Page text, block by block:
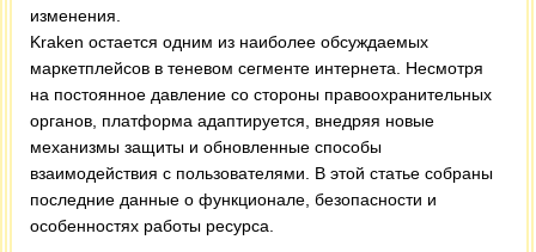
изменения.
Kraken остается одним из наиболее обсуждаемых
маркетплейсов в теневом сегменте интернета. Несмотря
на постоянное давление со стороны правоохранительных
органов, платформа адаптируется, внедряя новые
механизмы защиты и обновленные способы
взаимодействия с пользователями. В этой статье собраны
последние данные о функционале, безопасности и
особенностях работы ресурса.